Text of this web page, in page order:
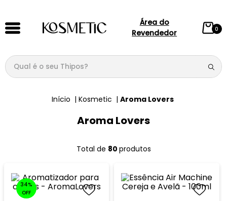
Área do
Revendedor
0
Qual é o seu Thipos?
Kosmetic Aroma Lovers
Aroma Lovers
80 produtos
34%
OFF
5º
107
6
105